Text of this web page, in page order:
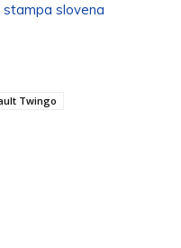
stampa slovena
Twingo